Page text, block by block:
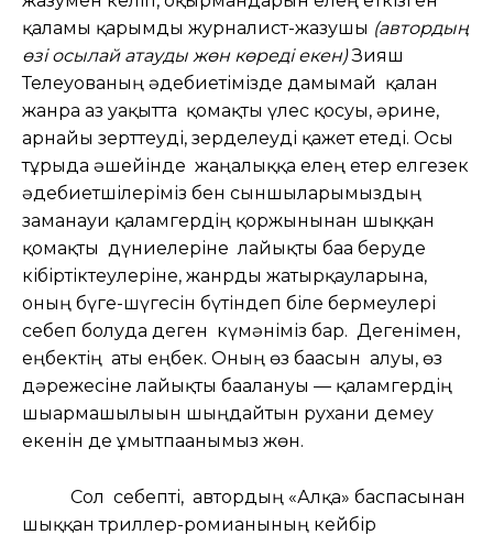
қаламы қарымды журналист-жазушы (автордың
өзі осылай атауды жөн көреді екен)Зияш
Телеуованың әдебиетімізде дамымай қалған
жанрға аз уақытта қомақты үлес қосуы, әрине,
арнайы зерттеуді, зерделеуді қажет етеді. Осы
тұрғыда әшейінде жаңалыққа елең етер елгезек
әдебиетшілеріміз бен сыншыларымыздың
заманауи қаламгердің қоржынынан шыққан
қомақты дүниелеріне лайықты баға беруде
кібіртіктеулеріне, жанрды жатырқауларына,
оның бүге-шүгесін бүтіндеп біле бермеулері
себеп болуда деген күмәніміз бар. Дегенімен,
еңбектің аты еңбек. Оның өз бағасын алуы, өз
дәрежесіне лайықты бағалануы — қаламгердің
шығармашылығын шыңдайтын рухани демеу
екенін де ұмытпағанымыз жөн.
Сол себепті, автордың «Алқа» баспасынан
шыққан триллер-ромианының кейбір